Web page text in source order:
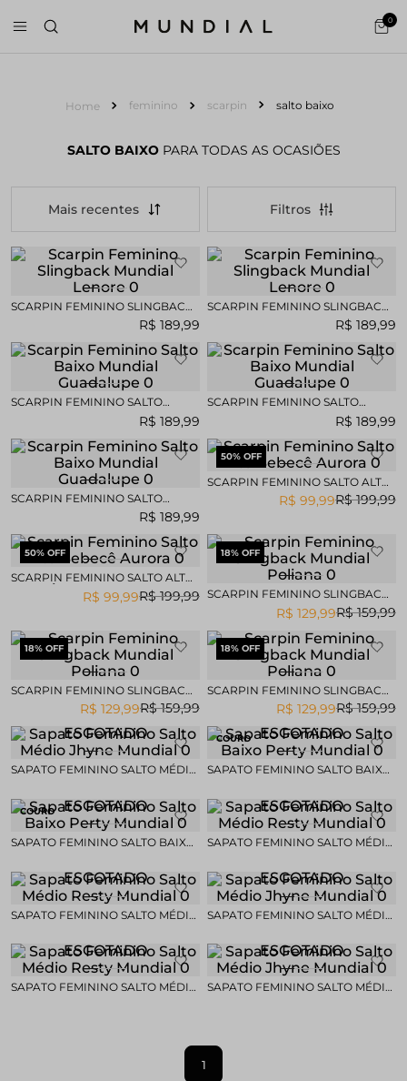
0
feminino scarpin salto baixo
SALTO BAIXO PARA TODAS AS OCASIÕES
Mais recentes
SCARPIN FEMININO SLINGBACK
R$ 189,99
SCARPIN FEMININO SLINGBACK
R$ 189,99
SCARPIN FEMININO SALTO
BAIXO MUNDIAL GUADALUPE
R$ 189,99
SCARPIN FEMININO SALTO
BAIXO MUNDIAL GUADALUPE
R$ 189,99
SCARPIN FEMININO SALTO
BAIXO MUNDIAL GUADALUPE
R$ 189,99
50% OFF
SCARPIN FEMININO SALTO ALTO
BEBECÊ AURORA
R$ 199,99
R$ 99,99
50% OFF
SCARPIN FEMININO SALTO ALTO
BEBECÊ AURORA
R$ 199,99
R$ 99,99
18% OFF
SCARPIN FEMININO SLINGBACK
MUNDIAL POLIANA
R$ 159,99
R$ 129,99
18% OFF
SCARPIN FEMININO SLINGBACK
MUNDIAL POLIANA
R$ 159,99
R$ 129,99
18% OFF
SCARPIN FEMININO SLINGBACK
MUNDIAL POLIANA
R$ 159,99
R$ 129,99
ESGOTADO
SAPATO FEMININO SALTO MÉDIO
COURO ESGOTADO
SAPATO FEMININO SALTO BAIXO
COURO ESGOTADO
SAPATO FEMININO SALTO BAIXO
ESGOTADO
SAPATO FEMININO SALTO MÉDIO
ESGOTADO
SAPATO FEMININO SALTO MÉDIO
ESGOTADO
SAPATO FEMININO SALTO MÉDIO
ESGOTADO
SAPATO FEMININO SALTO MÉDIO
ESGOTADO
SAPATO FEMININO SALTO MÉDIO
1